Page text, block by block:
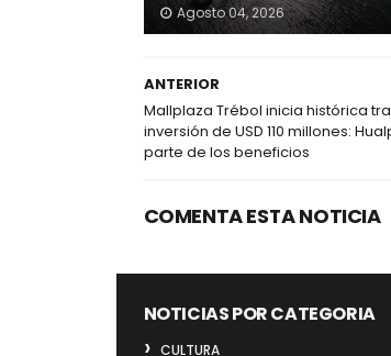
Agosto 04, 2026
ANTERIOR
Mallplaza Trébol inicia histórica
inversión de USD 110 millones:
parte de los beneficios
COMENTA ESTA NOTICIA
NOTICIAS POR CATEGORIA
CULTURA